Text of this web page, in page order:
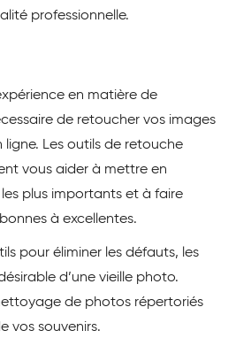
professionnelle.
en matière de
de retoucher vos images
Les outils de retouche
vous aider à mettre en
plus importants et à faire
à excellentes.
pour éliminer les défauts, les
d’une vieille photo.
de photos répertoriés
vos souvenirs.